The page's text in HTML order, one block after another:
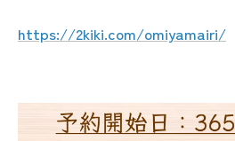
https://2kiki.com/omiyamairi/